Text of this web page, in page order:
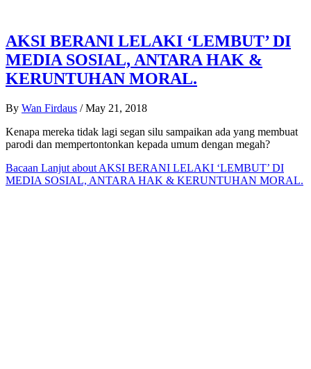
AKSI BERANI LELAKI ‘LEMBUT’ DI
MEDIA SOSIAL, ANTARA HAK &
KERUNTUHAN MORAL.
By Wan Firdaus / May 21, 2018
Kenapa mereka tidak lagi segan silu sampaikan ada yang membuat
parodi dan mempertontonkan kepada umum dengan megah?
Bacaan Lanjut about AKSI BERANI LELAKI ‘LEMBUT’ DI
MEDIA SOSIAL, ANTARA HAK & KERUNTUHAN MORAL.